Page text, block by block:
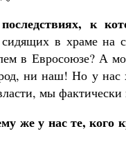
к
в храме на
в Евросоюзе? А
ни наш! Но у нас
мы фактически
же у нас те, кого